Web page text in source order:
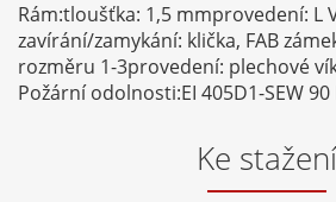
Rám:tloušťka: 1,5 mmprovedení: L
zavírání/zamykání: klička, FAB
rozměru 1-3provedení: plechové
Požární odolnosti:EI 405D1-SEW 90
Ke stažení